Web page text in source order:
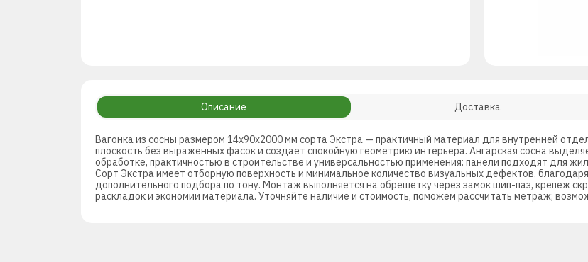
Описание Доставка
Вагонка из сосны размером 14х90х2000 мм сорта Экстра — практичный материал для внутренней
плоскость без выраженных фасок и создает спокойную геометрию интерьера. Ангарская сосна
обработке, практичностью в строительстве и универсальностью применения: панели подходят для
Сорт Экстра имеет отборную поверхность и минимальное количество визуальных дефектов,
дополнительного подбора по тону. Монтаж выполняется на обрешетку через замок шип-паз, крепеж
раскладок и экономии материала. Уточняйте наличие и стоимость, поможем рассчитать метраж;